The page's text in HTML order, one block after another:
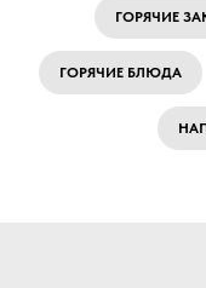
ГОРЯЧИЕ
ГОРЯЧИЕ БЛЮДА